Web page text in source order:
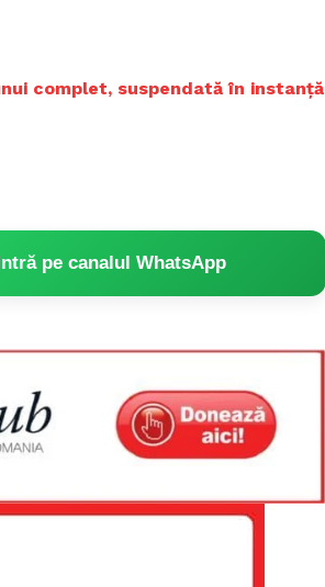
Proiecte editoriale
Rețea
complet, suspendată în instanță
Intră pe canalul WhatsApp